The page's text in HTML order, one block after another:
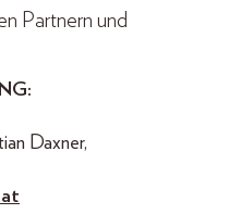
Partnern und
Daxner,